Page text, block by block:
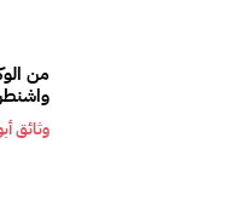
من
وثائق